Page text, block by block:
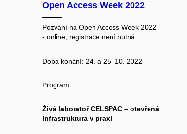
Open Access Week 2022
Pozvání na Open Access Week 2022
- online, registrace není nutná.
Doba konání: 24. a 25. 10. 2022
Program:
Živá laboratoř CELSPAC – otevřená
infrastruktura v praxi